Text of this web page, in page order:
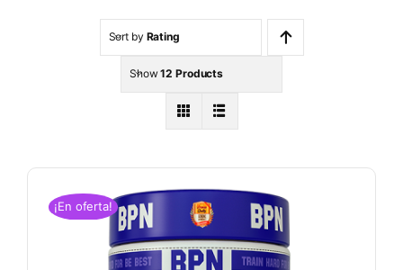
Sort by Rating
Show12 Products
¡En oferta!